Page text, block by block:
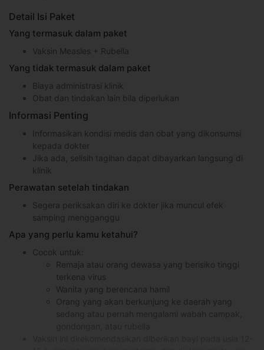
Detail Isi Paket
Yang termasuk dalam paket
Vaksin Measles + Rubella
Yang tidak termasuk dalam paket
Biaya administrasi klinik
Obat dan tindakan lain bila diperlukan
Informasi Penting
Informasikan kondisi medis dan obat yang dikonsumsi
kepada dokter
Jika ada, selisih tagihan dapat dibayarkan langsung di
klinik
Perawatan setelah tindakan
Segera periksakan diri ke dokter jika muncul efek
samping mengganggu
Apa yang perlu kamu ketahui?
Cocok untuk:
Remaja atau orang dewasa yang berisiko tinggi
terkena virus
Wanita yang berencana hamil
Orang yang akan berkunjung ke daerah yang
sedang atau pernah mengalami wabah campak,